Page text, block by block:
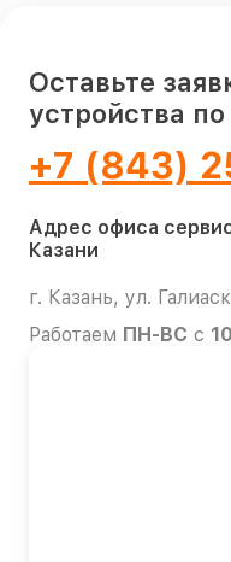
Оставьте
устройства
+7 (843)
Адрес офиса
Казани
г. Казань, ул.
Работаем ПН-ВС с